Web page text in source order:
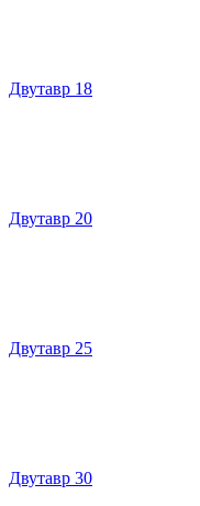
Двутавр 18
Двутавр 20
Двутавр 25
Двутавр 30